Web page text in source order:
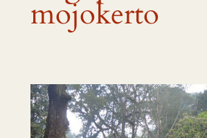
mojokerto